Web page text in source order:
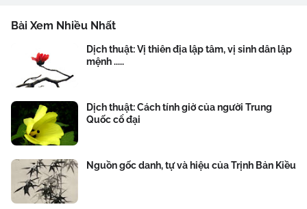
Bài Xem Nhiều Nhất
Dịch thuật: Vị thiên địa lập tâm, vị sinh dân lập
mệnh .....
Dịch thuật: Cách tính giờ của người Trung
Quốc cổ đại
Nguồn gốc danh, tự và hiệu của Trịnh Bản Kiều